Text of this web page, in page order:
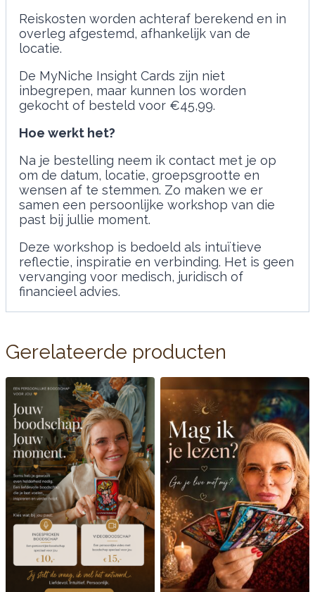
Reiskosten worden achteraf berekend en in
overleg afgestemd, afhankelijk van de
locatie.
De MyNiche Insight Cards zijn niet
inbegrepen, maar kunnen los worden
gekocht of besteld voor €45,99.
Hoe werkt het?
Na je bestelling neem ik contact met je op
om de datum, locatie, groepsgrootte en
wensen af te stemmen. Zo maken we er
samen een persoonlijke workshop van die
past bij jullie moment.
Deze workshop is bedoeld als intuïtieve
reflectie, inspiratie en verbinding. Het is geen
vervanging voor medisch, juridisch of
financieel advies.
Gerelateerde producten